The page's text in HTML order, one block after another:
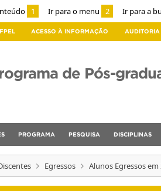
1 Ir para o menu 2 Ir para a
ACESSO À INFORMAÇÃO AUDITORIA
de Pós-
PROGRAMA PESQUISA DISCIPLINAS
Egressos Alunos Egressos em